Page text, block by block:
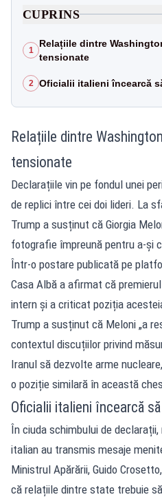
CUPRINS
1
Relațiile dintre
tensionate
2 Oficialii italieni încearcă
Relațiile dintre
tensionate
Declarațiile vin pe fondul unei
de replici între cei doi lideri. La
Trump a susținut că Giorgia
fotografie împreună pentru a-și
Într-o postare publicată pe
Casa Albă a afirmat că
intern și a criticat poziția
Trump a susținut că Meloni „a
contextul discuțiilor privind
Iranul să dezvolte arme
o poziție similară în această
Oficialii italieni încearcă
În ciuda schimbului de
italian au transmis mesaje
Ministrul Apărării, Guido
că relațiile dintre state trebuie